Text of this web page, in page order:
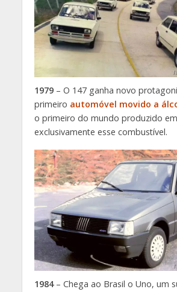
1979 – O 147 ganha novo
primeiro automóvel movido a
o primeiro do mundo produzido
exclusivamente esse combustível.
1984– Chega ao Brasil o Uno, um